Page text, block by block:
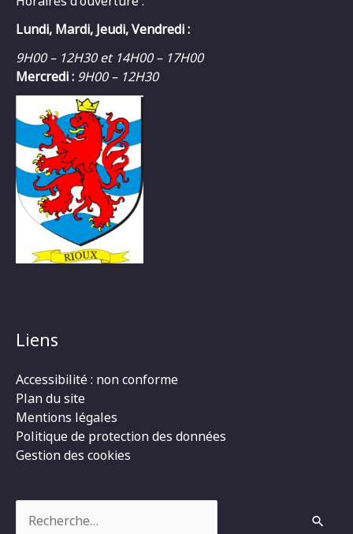
Lundi, Mardi, Jeudi, Vendredi :
9H00 – 12H30 et 14H00 – 17H00
Mercredi : 9H00 – 12H30
Liens
Accessibilité : non conforme
Plan du site
Mentions légales
Politique de protection des données
Gestion des cookies